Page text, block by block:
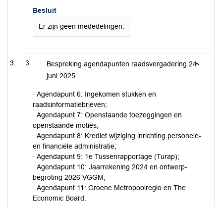
Besluit
Er zijn geen mededelingen.
3
Bespreking agendapunten raadsvergadering 24
juni 2025
· Agendapunt 6: Ingekomen stukken en
raadsinformatiebrieven;
· Agendapunt 7: Openstaande toezeggingen en
openstaande moties;
· Agendapunt 8: Krediet wijziging inrichting personele-
en financiële administratie;
· Agendapunt 9: 1e Tussenrapportage (Turap);
· Agendapunt 10: Jaarrekening 2024 en ontwerp-
begroting 2026 VGGM;
· Agendapunt 11: Groene Metropoolregio en The
Economic Board.